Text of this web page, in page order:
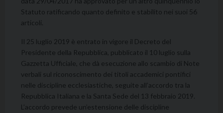
Statuto ratificando quanto definito e stabilito nei suoi 56
articoli.
Il 25 luglio 2019 è entrato in vigore il Decreto del
Presidente della Repubblica, pubblicato il 10 luglio sulla
Gazzetta Ufficiale, che dà esecuzione allo scambio di Note
verbali sul riconoscimento dei titoli accademici pontifici
nelle discipline ecclesiastiche, seguite all’accordo tra la
Repubblica Italiana e la Santa Sede del 13 febbraio 2019.
L’accordo prevede un’estensione delle discipline